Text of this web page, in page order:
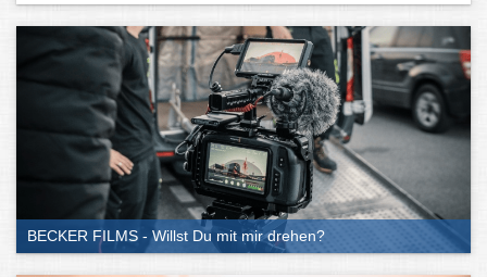
BECKER FILMS - Willst Du mit mir drehen?